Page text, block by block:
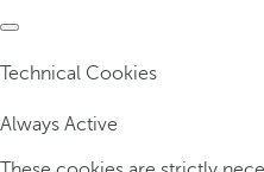
Technical Cookies
Always Active